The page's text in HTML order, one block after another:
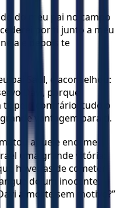
do meu pai no campo
por ti junto a meu
e depois te
pai Saul, e aconselhou:
Davi, porque
ti; pelo contrário, tudo o
vantagem para ti.
aquele enorme
uma grande vitória:
haverias de cometer
de um inocente,
a morte sem motivo?”